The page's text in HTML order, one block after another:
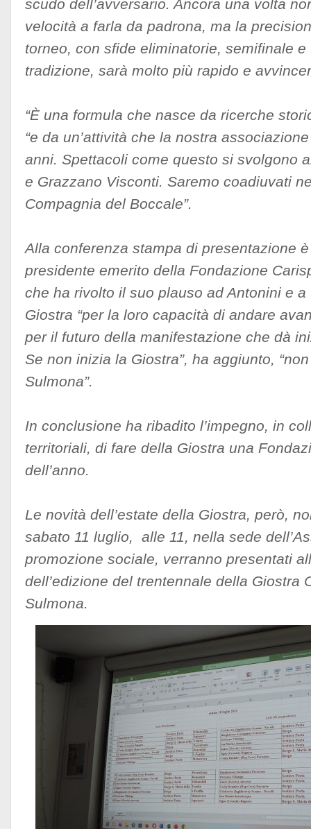
scudo dell’avversario. Ancora una volta
velocità a farla da padrona, ma la
torneo, con sfide eliminatorie, semifinale
tradizione, sarà molto più rapido e
“È una formula che nasce da ricerche
“e da un’attività che la nostra
anni. Spettacoli come questo si svolgono
e Grazzano Visconti. Saremo coadiuvati
Compagnia del Boccale”.
Alla conferenza stampa di presentazione
presidente emerito della Fondazione
che ha rivolto il suo plauso ad Antonini e
Giostra “per la loro capacità di andare
per il futuro della manifestazione che dà
Se non inizia la Giostra”, ha aggiunto,
Sulmona”.
In conclusione ha ribadito l’impegno, in
territoriali, di fare della Giostra una
dell’anno.
Le novità dell’estate della Giostra, però,
sabato 11 luglio, alle 11, nella sede
promozione sociale, verranno presentati
dell’edizione del trentennale della Giostra
Sulmona.